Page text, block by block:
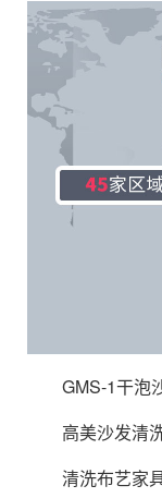
GMS-1干泡
高美沙发清
清洗布艺家